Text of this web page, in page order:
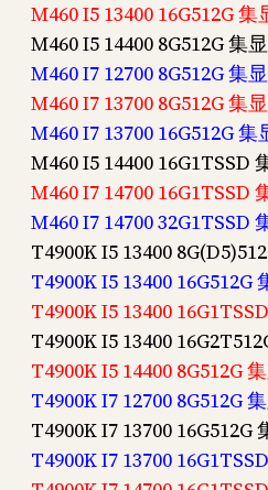
M460 I5 13400 16G512G
M460 I5 14400 8G512G 集
M460 I7 12700 8G512G 集
M460 I7 13700 8G512G 集
M460 I7 13700 16G512G
M460 I5 14400 16G1TSSD
M460 I7 14700 16G1TSSD
M460 I7 14700 32G1TSSD
T4900K I5 13400
T4900K I5 13400 16G512G
T4900K I5 13400
T4900K I5 13400
T4900K I5 14400 8G512G
T4900K I7 12700 8G512G
T4900K I7 13700 16G512G
T4900K I7 13700